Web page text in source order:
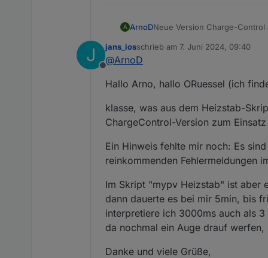
A ArnoDNeue Version Charge-
Änderungen:
Wenn die
"Hausverbrauch"
Script "Hausverbrauch"
Neue Objekt ID
Geänderte Objekt ID
zur Fehlersuche wurde
DebugAusgabe, um den
im Logfile auszugeben.
Kleinere Fehler
J
Offline
jans_iosschrieb am 7. Juni 2024, 09:40
zuletzt editiert von
@ArnoD
Hallo Arno, hallo ORuessel (ich
klasse, was aus dem Heizstab-
ChargeControl-Version zum
Ein Hinweis fehlte mir noch: Es
reinkommenden Fehlermeldungen
Im Skript "mypv Heizstab" ist aber
dann dauerte es bei mir 5min, bis
interpretiere ich 3000ms auch als
da nochmal ein Auge drauf werfen,
Danke und viele Grüße,